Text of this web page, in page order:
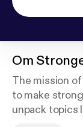
Om
The mission
to make
unpack topics